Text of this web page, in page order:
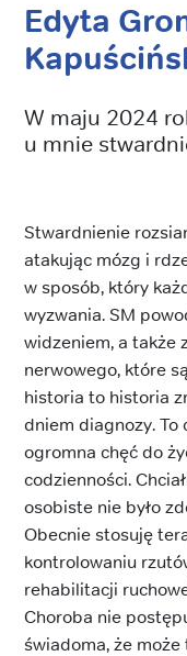
Edyta
W maju 2024
u mnie
Stwardnienie
atakując mózg i
w sposób, który
wyzwania. SM
widzeniem, a także
nerwowego, które
historia to historia
dniem diagnozy. To
ogromna chęć do
codzienności.
osobiste nie było
Obecnie stosuję
kontrolowaniu
rehabilitacji
Choroba nie
świadoma, że